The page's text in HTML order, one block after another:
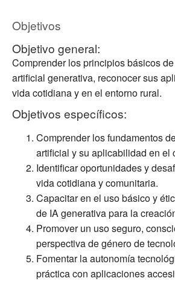
Objetivos
Objetivo general:
Comprender los principios básicos
artificial generativa, reconocer sus
vida cotidiana y en el entorno rural.
Objetivos específicos:
Comprender los fundamentos
artificial y su aplicabilidad en el
Identificar oportunidades y
vida cotidiana y comunitaria.
Capacitar en el uso básico y
de IA generativa para la
Promover un uso seguro,
perspectiva de género de
Fomentar la autonomía
práctica con aplicaciones